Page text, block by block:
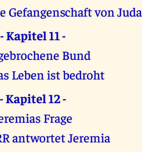
Gefangenschaft von Juda
- Kapitel 11 -
Bund
Leben ist bedroht
- Kapitel 12 -
Frage
antwortet Jeremia